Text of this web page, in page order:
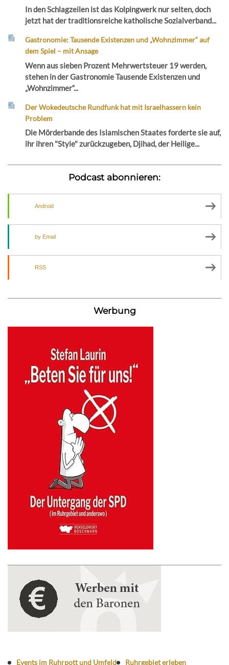
In den Schlagzeilen ist das Kolpingwerk nur selten, doch
jetzt hat der traditionsreiche katholische Sozialverband...
Gastronomie: Tausende Existenzen und „Wohnzimmer“ auf
dem Spiel – mit Ansage
Wenn aus sieben Prozent Mehrwertsteuer 19 werden,
stehen in der Gastronomie Tausende Existenzen und
„Wohnzimmer“...
Der Wokedeutsche Rundfunk hat mit Israelhassern kein
Problem
Die Mörderbande des Islamischen Staates forderte sie auf,
ihr ihren "Style" zurückzugeben, Djihad, der Heilige...
Podcast abonnieren:
Android
by Email
RSS
Werbung
Events im Ruhrpott und Umfeld Ruhrgebiet erleben